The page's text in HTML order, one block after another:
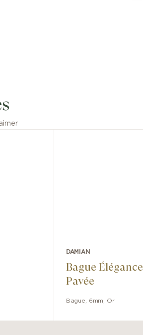
DAMIAN
Bague Élégance
Pavée
Bague 6mm Or